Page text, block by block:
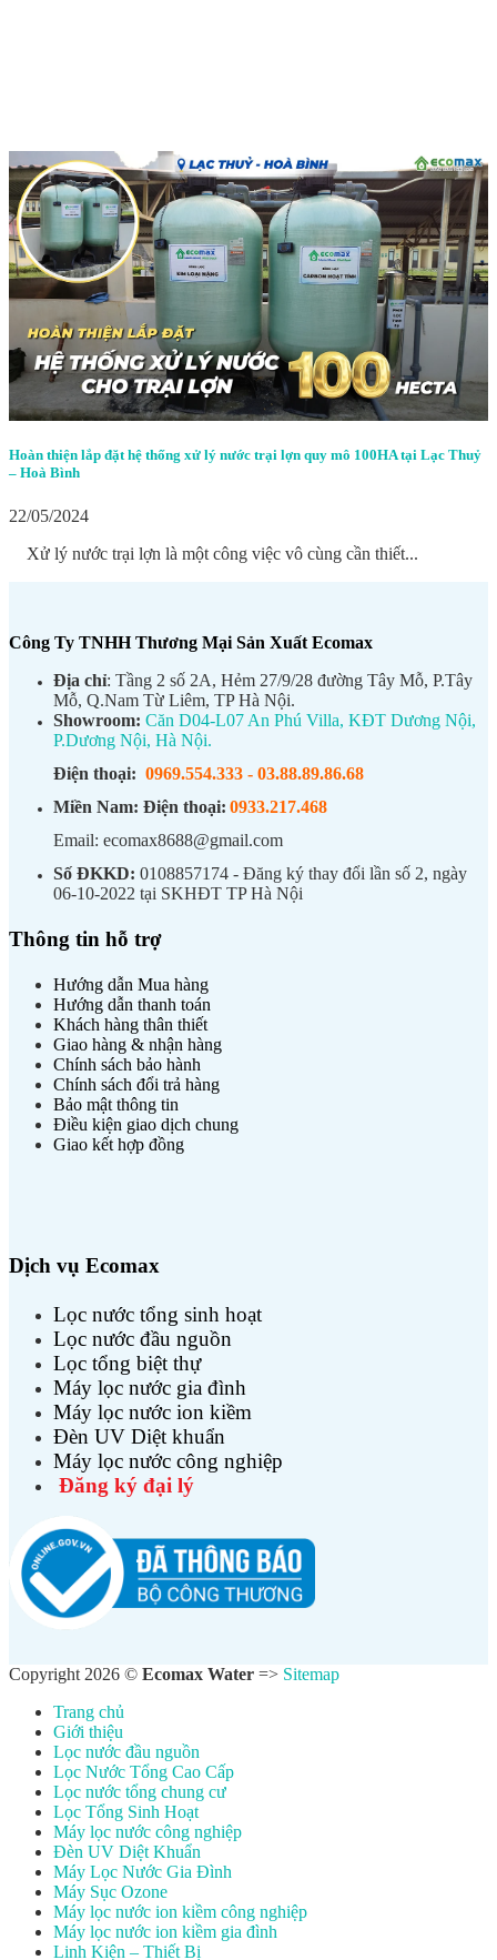
Hoàn thiện lắp đặt hệ thống xử lý nước trại lợn quy mô 100HA tại Lạc Thuỷ
– Hoà Bình
22/05/2024
Xử lý nước trại lợn là một công việc vô cùng cần thiết...
Công Ty TNHH Thương Mại Sản Xuất Ecomax
Địa chỉ: Tầng 2 số 2A, Hẻm 27/9/28 đường Tây Mỗ, P.Tây
Mỗ, Q.Nam Từ Liêm, TP Hà Nội.
Showroom: Căn D04-L07 An Phú Villa, KĐT Dương Nội,
P.Dương Nội, Hà Nội.
Điện thoại: 0969.554.333 - 03.88.89.86.68
Miền Nam: Điện thoại: 0933.217.468
Email: ecomax8688@gmail.com
Số ĐKKD: 0108857174 - Đăng ký thay đổi lần số 2, ngày
06-10-2022 tại SKHĐT TP Hà Nội
Thông tin hỗ trợ
Hướng dẫn Mua hàng
Hướng dẫn thanh toán
Khách hàng thân thiết
Giao hàng & nhận hàng
Chính sách bảo hành
Chính sách đổi trả hàng
Bảo mật thông tin
Điều kiện giao dịch chung
Giao kết hợp đồng
Dịch vụ Ecomax
Lọc nước tổng sinh hoạt
Lọc nước đầu nguồn
Lọc tổng biệt thự
Máy lọc nước gia đình
Máy lọc nước ion kiềm
Đèn UV Diệt khuẩn
Máy lọc nước công nghiệp
Đăng ký đại lý
Copyright 2026 © Ecomax Water => Sitemap
Trang chủ
Giới thiệu
Lọc nước đầu nguồn
Lọc Nước Tổng Cao Cấp
Lọc nước tổng chung cư
Lọc Tổng Sinh Hoạt
Máy lọc nước công nghiệp
Đèn UV Diệt Khuẩn
Máy Lọc Nước Gia Đình
Máy Sục Ozone
Máy lọc nước ion kiềm công nghiệp
Máy lọc nước ion kiềm gia đình
Linh Kiện – Thiết Bị